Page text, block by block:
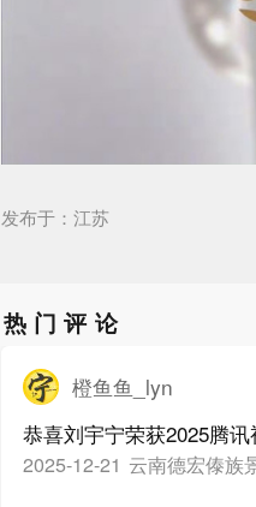
发布于：江苏
热门评论
橙鱼鱼_lyn
恭喜刘宇宁荣获2025腾
2025-12-21 云南德宏傣族